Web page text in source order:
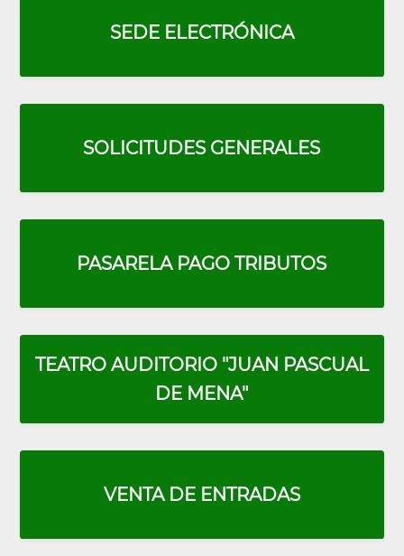
Portada:
Cuadrados
SEDE ELECTRÓNICA
SOLICITUDES GENERALES
PASARELA PAGO TRIBUTOS
TEATRO AUDITORIO "JUAN PASCUAL
DE MENA"
VENTA DE ENTRADAS